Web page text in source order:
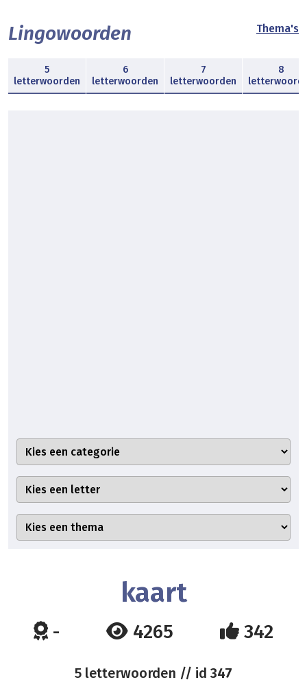
Lingowoorden Thema's
5
letterwoorden
6
letterwoorden
7
letterwoorden
8
kaart
- 4265 342
5 letterwoorden // id 347